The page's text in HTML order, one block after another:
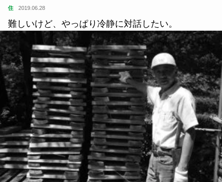
住 2019.06.28
難しいけど、やっぱり冷静に対話したい。